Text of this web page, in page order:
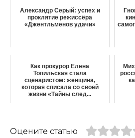
Александр Серый: успех и
проклятие режиссёра
«Джентльменов удачи»
Как прокурор Елена
Топильская стала
сценаристом: женщина,
которая списала со своей
жизни «Тайны след...
Оцените статью